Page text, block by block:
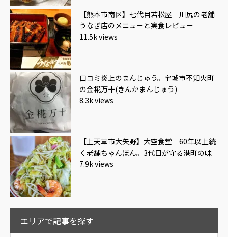
【熊本市南区】七代目若松屋｜川尻の老舗
うなぎ店のメニューと実食レビュー
11.5k views
口コミ炎上のまんじゅう。宇城市不知火町
の金椛万十(きんかまんじゅう)
8.3k views
【上天草市大矢野】大空食堂｜60年以上続
く老舗ちゃんぽん。3代目が守る港町の味
7.9k views
エリアで記事を探す